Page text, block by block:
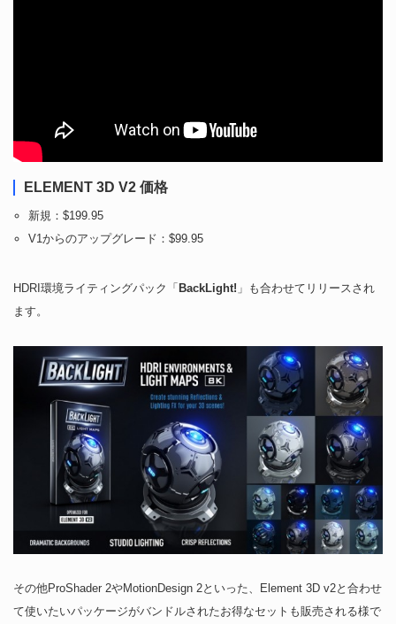
ELEMENT 3D V2 価格
新規：$199.95
V1からのアップグレード：$99.95
HDRI環境ライティングパック「 BackLight! 」も合わせてリリースされ
ます。
その他ProShader 2やMotionDesign 2といった、Element 3D v2と合わせ
て使いたいパッケージがバンドルされたお得なセットも販売される様で